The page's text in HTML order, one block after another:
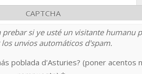
CAPTCHA
prebar si ye usté un visitante humanu
unvios automáticos d'spam.
poblada d'Asturies? (poner acentos